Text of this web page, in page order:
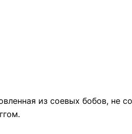
из соевых бобов, не